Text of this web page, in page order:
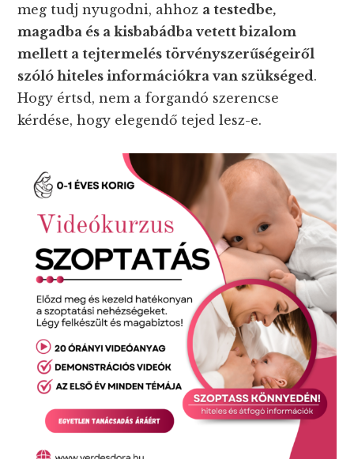
meg tudj nyugodni, ahhoz a testedbe,
magadba és a kisbabádba vetett bizalom
mellett a tejtermelés törvényszerűségeiről
szóló hiteles információkra van szükséged.
Hogy értsd, nem a forgandó szerencse
kérdése, hogy elegendő tejed lesz-e.